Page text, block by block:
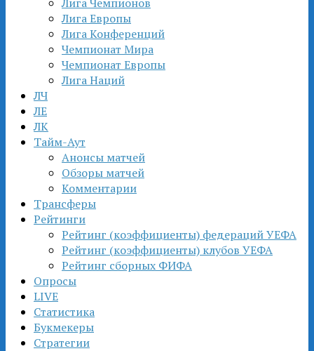
Лига Европы
Лига Конференций
Чемпионат Мира
Чемпионат Европы
Лига Наций
ЛЧ
ЛЕ
ЛК
Тайм-Аут
Анонсы матчей
Обзоры матчей
Комментарии
Трансферы
Рейтинги
Рейтинг (коэффициенты) федераций УЕФА
Рейтинг (коэффициенты) клубов УЕФА
Рейтинг сборных ФИФА
Опросы
LIVE
Статистика
Букмекеры
Стратегии